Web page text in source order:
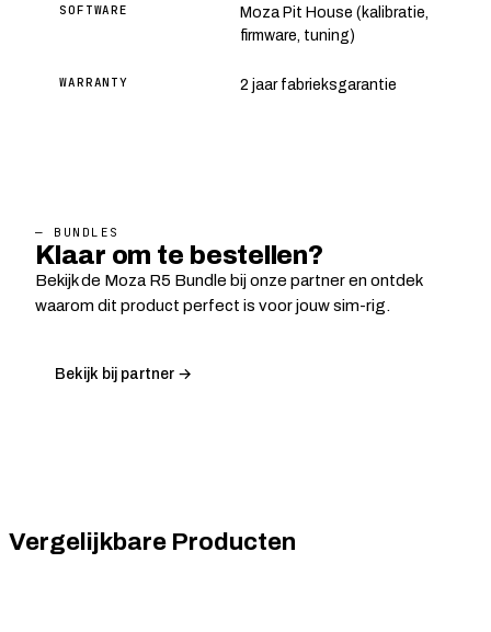
SOFTWARE
Moza Pit House (kalibratie,
firmware, tuning)
WARRANTY 2 jaar fabrieksgarantie
— BUNDLES
Klaar om te bestellen?
Bekijk de Moza R5 Bundle bij onze partner en ontdek
waarom dit product perfect is voor jouw sim-rig.
Bekijk bij partner →
Vergelijkbare Producten